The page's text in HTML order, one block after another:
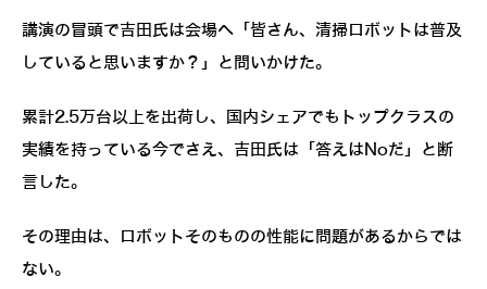
講演の冒頭で吉田氏は会場へ「皆さん、清掃ロボットは普及
していると思いますか？」と問いかけた。
累計2.5万台以上を出荷し、国内シェアでもトップクラスの
実績を持っている今でさえ、吉田氏は「答えはNoだ」と断
言した。
その理由は、ロボットそのものの性能に問題があるからでは
ない。